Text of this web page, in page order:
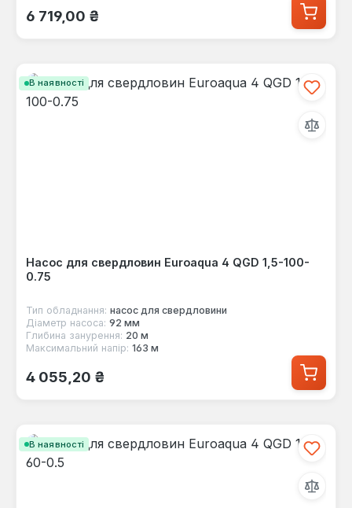
Звичайна ціна:
6 719,00 ₴
В наявності
Насос для свердловин Euroaqua 4 QGD 1,5-100-
0.75
Тип обладнання: насос для свердловини
Діаметр насоса: 92 мм
Глибина занурення: 20 м
Максимальний напір: 163 м
Звичайна ціна:
4 055,20 ₴
В наявності